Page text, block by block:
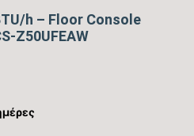
h – Floor Console
Z50UFEAW